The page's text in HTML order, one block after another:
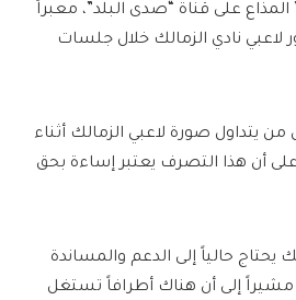
على قناة “صدى البلد”، معبراً
نادي الزمالك خلال جلسات
يتداول صورة لاعبي الزمالك أثناء
أن هذا التصرف يعتبر إساءة بحق
يحتاج حالياً إلى الدعم والمساندة
مشيراً إلى أن هناك أطرافاً تستغل